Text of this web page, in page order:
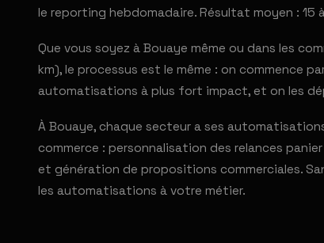
le reporting hebdomadaire. Résultat moyen : 15
Que vous soyez à Bouaye même ou dans les
km), le processus est le même : on commence
automatisations à plus fort impact, et on les
À Bouaye, chaque secteur a ses
commerce : personnalisation des relances
et génération de propositions commerciales.
les automatisations à votre métier.